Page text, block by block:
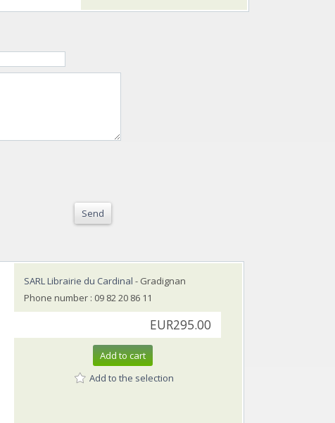
Send
SARL Librairie du Cardinal - Gradignan
Phone number : 09 82 20 86 11
EUR295.00
Add to cart
Add to the selection